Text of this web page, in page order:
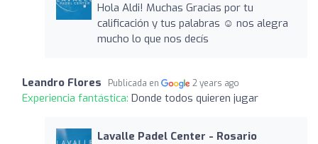
Hola Aldi! Muchas Gracias por tu
calificación y tus palabras ☺️ nos alegra
mucho lo que nos decís
Leandro Flores Publicada en 2 years ago
Experiencia fantástica: Donde todos quieren jugar
Lavalle Padel Center - Rosario